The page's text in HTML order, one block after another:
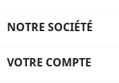
NOTRE SOCIÉTÉ
VOTRE COMPTE